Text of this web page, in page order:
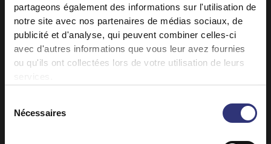
partageons également des informations sur l'utilisation de
notre site avec nos partenaires de médias sociaux, de
publicité et d'analyse, qui peuvent combiner celles-ci
avec d'autres informations que vous leur avez fournies
ou qu'ils ont collectées lors de votre utilisation de leurs
services.
Nécessaires
Découvrez des recettes similaires